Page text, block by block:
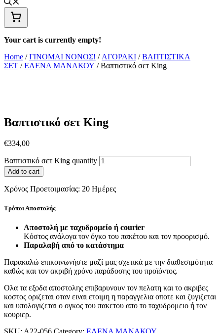
Your cart is currently empty!
Home /ΓΙΝΟΜΑΙ ΝΟΝΟΣ! / ΑΓΟΡΑΚΙ /ΒΑΠΤΙΣΤΙΚΑ
ΣΕΤ /ΕΛΕΝΑ ΜΑΝΑΚΟΥ / Βαπτιστικό σετ King
Βαπτιστικό σετ King
€334,00
Βαπτιστικό σετ King quantity
Add to cart
Χρόνος Προετοιμασίας: 20 Ημέρες
Τρόποι Αποστολής
Aποστoλή με ταχυδρομείο ή courier
Κόστος ανάλογα τον όγκο του πακέτου και τον προορισμό.
Παραλαβή από το κατάστημα
Παρακαλώ επικοινωνήστε μαζί μας σχετικά με την διαθεσιμότητα
καθώς και τον ακριβή χρόνο παράδοσης του προϊόντος.
Ολα τα εξοδα αποστολης επιβαρυνουν τον πελατη και το ακριβες
κοστος οριζεται οταν ειναι ετοιμη η παραγγελια οποτε και ζυγιζεται
και υπολογιζεται ο ογκος του πακετου απο το ταχυδρομειο ή τον
κουριερ.